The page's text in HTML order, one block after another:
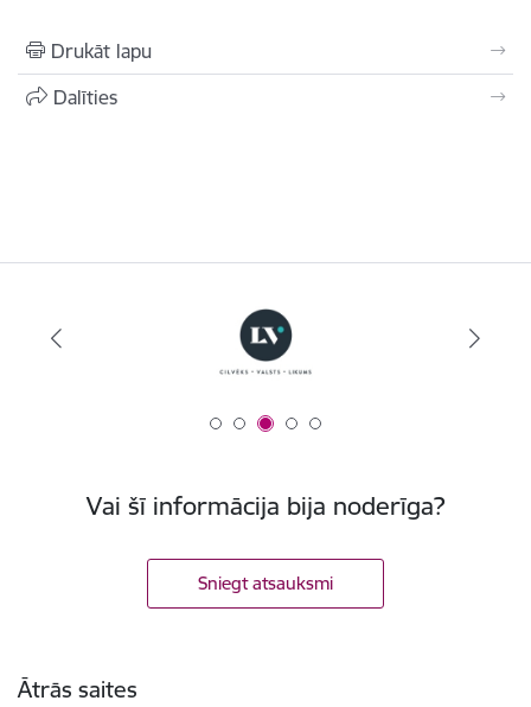
Drukāt lapu
Dalīties
Vai šī informācija bija noderīga?
Sniegt atsauksmi
Ātrās saites